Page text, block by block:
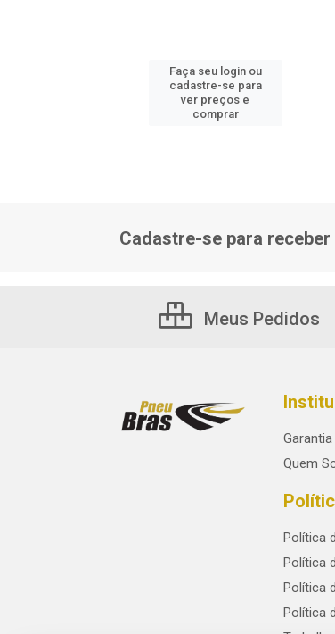
Faça seu login ou
cadastre-se para
ver preços e
comprar
Cadastre-se para
Meus Pedidos
Garantia
Quem
Política
Política
Política
Política